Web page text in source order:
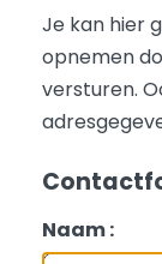
Je kan hier
opnemen
versturen.
Naam :